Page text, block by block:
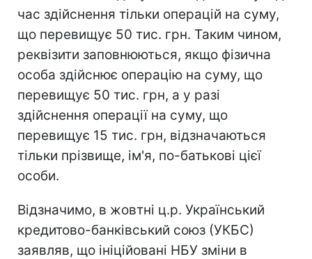
час здійснення тільки операцій на суму,
що перевищує 50 тис. грн. Таким чином,
реквізити заповнюються, якщо фізична
особа здійснює операцію на суму, що
перевищує 50 тис. грн, а у разі
здійснення операції на суму, що
перевищує 15 тис. грн, відзначаються
тільки прізвище, ім'я, по-батькові цієї
особи.
Відзначимо, в жовтні ц.р. Український
кредитово-банківський союз (УКБС)
заявляв, що ініційовані НБУ зміни в